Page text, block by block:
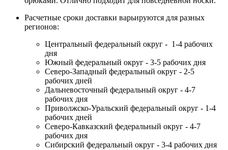
Расчетные сроки доставки варьируются для разных
регионов:
Центральный федеральный округ - 1-4 рабочих
дня
Южный федеральный округ - 3-5 рабочих дня
Северо-Западный федеральный округ - 2-5
рабочих дней
Дальневосточный федеральный округ - 4-7
рабочих дня
Приволжско-Уральский федеральный округ - 1-4
рабочих дней
Северо-Кавказский федеральный округ - 4-7
рабочих дня
Сибирский федеральный округ - 3-4 рабочих дня